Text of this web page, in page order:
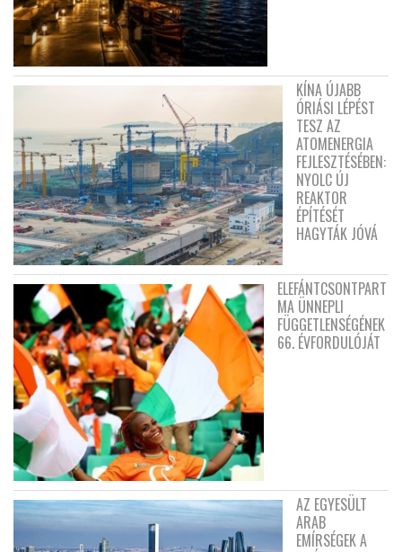
KÍNA ÚJABB
ÓRIÁSI LÉPÉST
TESZ AZ
ATOMENERGIA
FEJLESZTÉSÉBEN:
NYOLC ÚJ
REAKTOR
ÉPÍTÉSÉT
HAGYTÁK JÓVÁ
ELEFÁNTCSONTPART
MA ÜNNEPLI
FÜGGETLENSÉGÉNEK
66. ÉVFORDULÓJÁT
AZ EGYESÜLT
ARAB
EMÍRSÉGEK A